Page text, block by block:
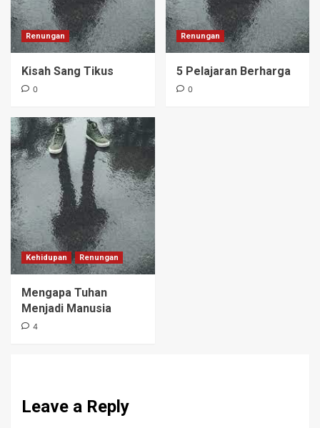
Renungan
Kisah Sang Tikus
0
Renungan
5 Pelajaran Berharga
0
Kehidupan Renungan
Mengapa Tuhan
Menjadi Manusia
4
Leave a Reply